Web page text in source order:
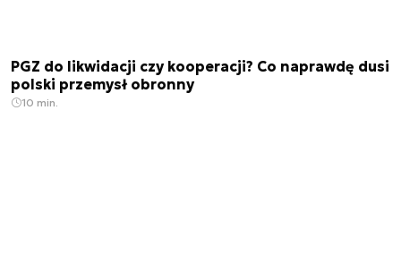
PGZ do likwidacji czy kooperacji? Co naprawdę dusi
polski przemysł obronny
10 min.